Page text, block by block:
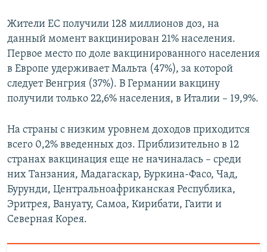
Жители ЕС получили 128 миллионов доз, на
данный момент вакцинирован 21% населения.
Первое место по доле вакцинированного населения
в Европе удерживает Мальта (47%), за которой
следует Венгрия (37%). В Германии вакцину
получили только 22,6% населения, в Италии – 19,9%.
На страны с низким уровнем доходов приходится
всего 0,2% введенных доз. Приблизительно в 12
странах вакцинация еще не начиналась – среди
них Танзания, Мадагаскар, Буркина-Фасо, Чад,
Бурунди, Центральноафриканская Республика,
Эритрея, Вануату, Самоа, Кирибати, Гаити и
Северная Корея.